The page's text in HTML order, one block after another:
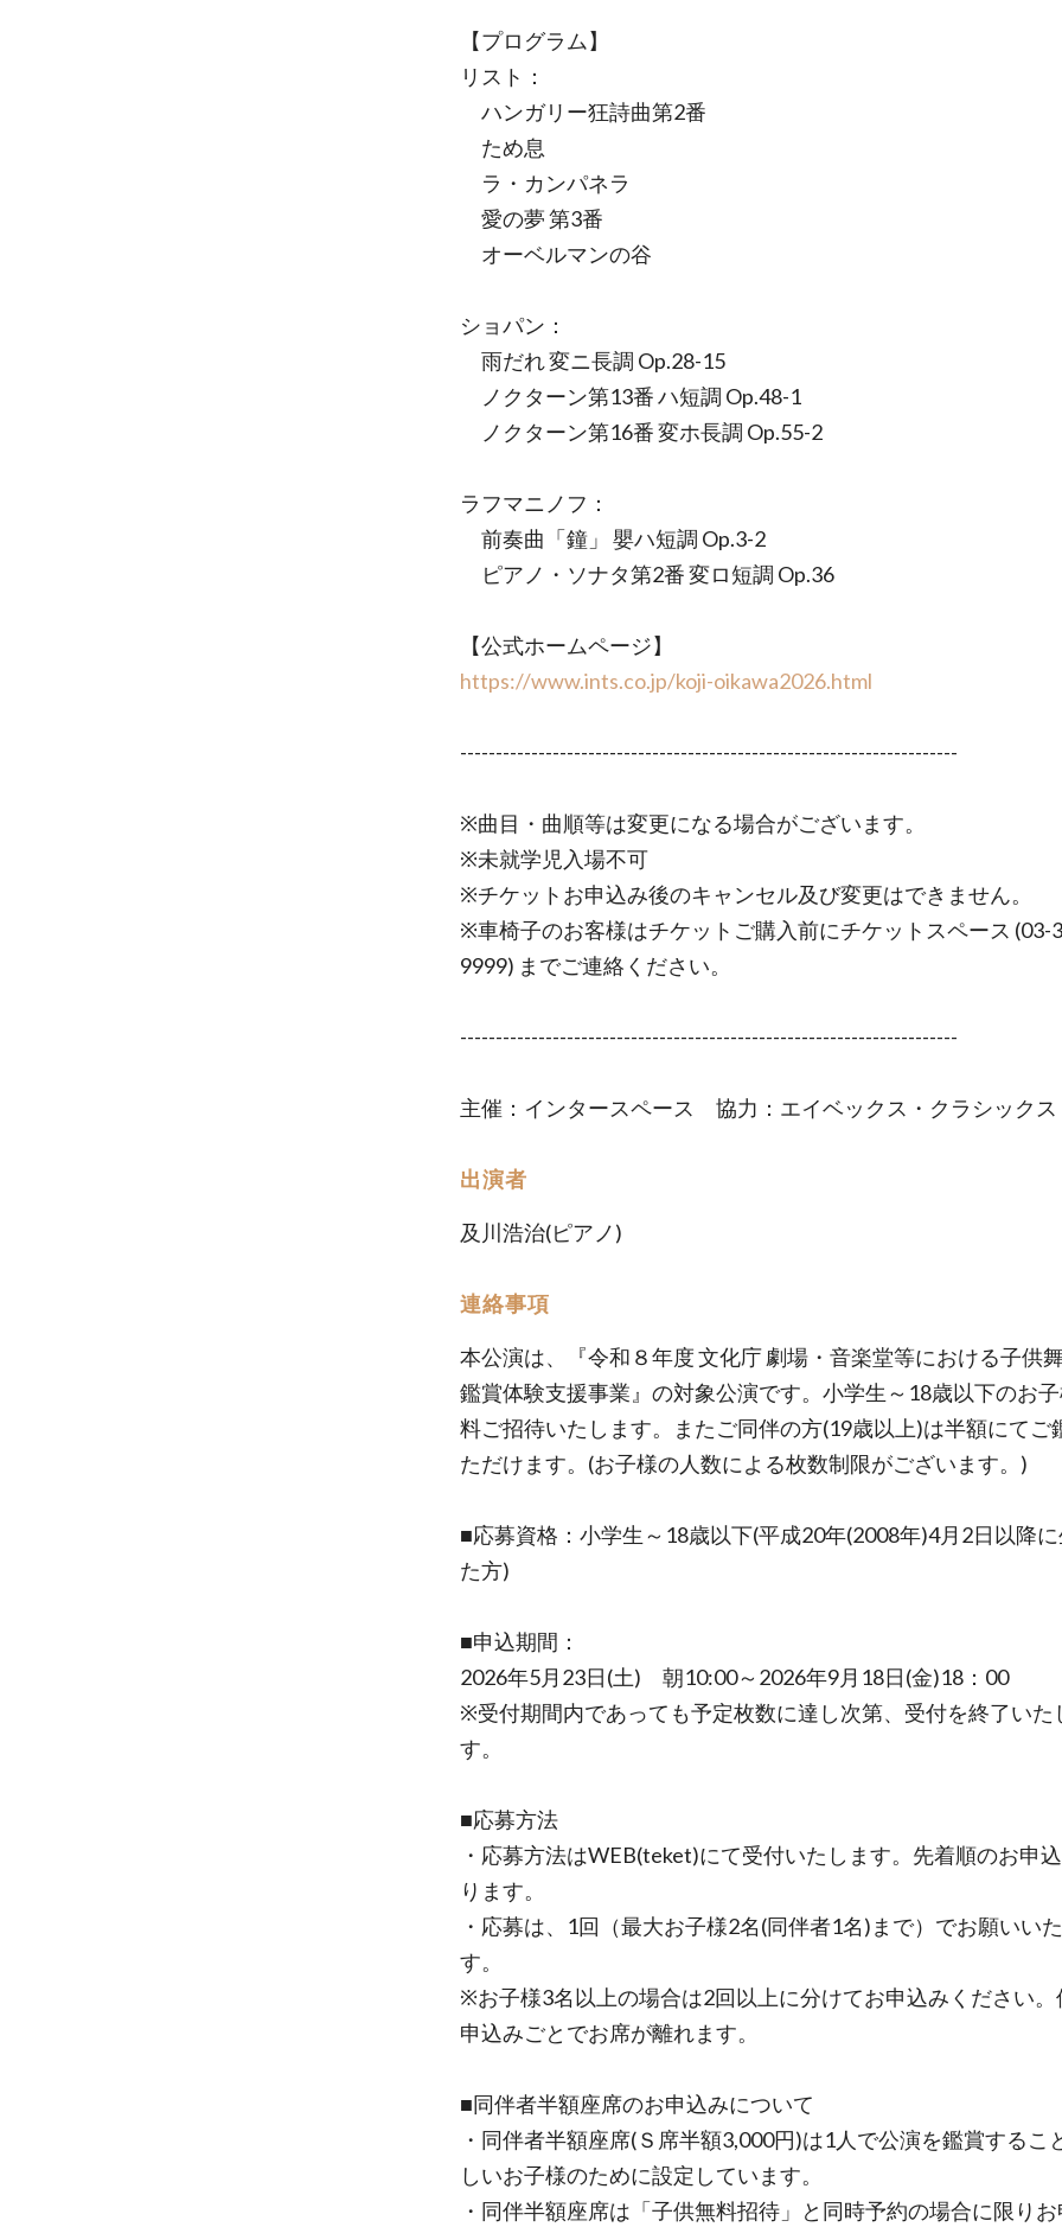
【プログラム】
リスト：
ハンガリー狂詩曲第2番
ため息
ラ・カンパネラ
愛の夢 第3番
オーベルマンの谷
ショパン：
雨だれ 変ニ長調 Op.28-15
ノクターン第13番 ハ短調 Op.48-1
ノクターン第16番 変ホ長調 Op.55-2
ラフマニノフ：
前奏曲「鐘」 嬰ハ短調 Op.3-2
ピアノ・ソナタ第2番 変ロ短調 Op.36
【公式ホームページ】
https://www.ints.co.jp/koji-oikawa2026.html
----------------------------------------------------------------------
※曲目・曲順等は変更になる場合がございます。
※未就学児入場不可
※チケットお申込み後のキャンセル及び変更はできません。
※車椅子のお客様はチケットご購入前にチケットスペース (03-
9999) までご連絡ください。
----------------------------------------------------------------------
主催：インタースペース 協力：エイベックス・クラシックス
出演者
及川浩治(ピアノ)
連絡事項
本公演は、『令和８年度 文化庁 劇場・音楽堂等における子供
鑑賞体験支援事業』の対象公演です。小学生～18歳以下のお
料ご招待いたします。またご同伴の方(19歳以上)は半額にてご
ただけます。(お子様の人数による枚数制限がございます。)
■応募資格：小学生～18歳以下(平成20年(2008年)4月2日以降
た方)
■申込期間：
2026年5月23日(土) 朝10:00～2026年9月18日(金)18：00
※受付期間内であっても予定枚数に達し次第、受付を終了いた
す。
■応募方法
・応募方法はWEB(teket)にて受付いたします。先着順のお申
ります。
・応募は、1回（最大お子様2名(同伴者1名)まで）でお願いい
す。
※お子様3名以上の場合は2回以上に分けてお申込みください。
申込みごとでお席が離れます。
■同伴者半額座席のお申込みについて
・同伴者半額座席(Ｓ席半額3,000円)は1人で公演を鑑賞するこ
しいお子様のために設定しています。
・同伴半額座席は「子供無料招待」と同時予約の場合に限り